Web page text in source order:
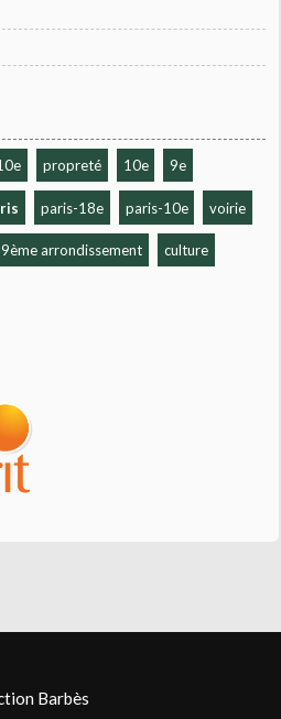
propreté 10e 9e
paris-18e paris-10e voirie
9ème arrondissement culture
Barbès